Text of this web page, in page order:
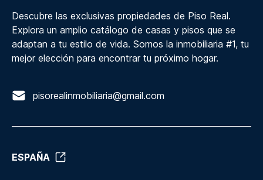
Descubre las exclusivas propiedades de Piso Real.
Explora un amplio catálogo de casas y pisos que se
adaptan a tu estilo de vida. Somos la inmobiliaria #1, tu
mejor elección para encontrar tu próximo hogar.
pisorealinmobiliaria@gmail.com
ESPAÑA